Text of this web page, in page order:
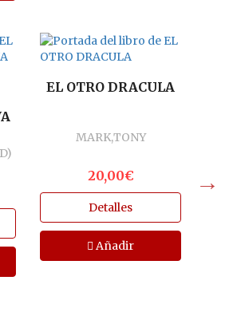
EL OTRO DRACULA
MARK,TONY
20,00€
Detalles
Añadir